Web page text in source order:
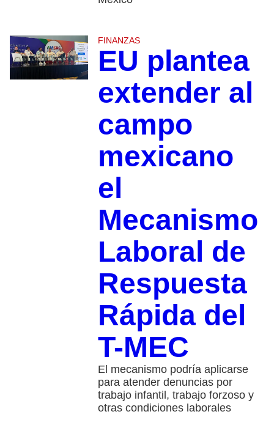
FINANZAS
EU plantea
extender al
campo
mexicano
el
Mecanismo
Laboral de
Respuesta
Rápida del
T-MEC
El mecanismo podría aplicarse
para atender denuncias por
trabajo infantil, trabajo forzoso y
otras condiciones laborales